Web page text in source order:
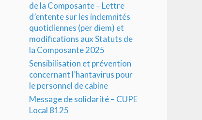
de la Composante – Lettre
d’entente sur les indemnités
quotidiennes (per diem) et
modifications aux Statuts de
la Composante 2025
Sensibilisation et prévention
concernant l’hantavirus pour
le personnel de cabine
Message de solidarité – CUPE
Local 8125